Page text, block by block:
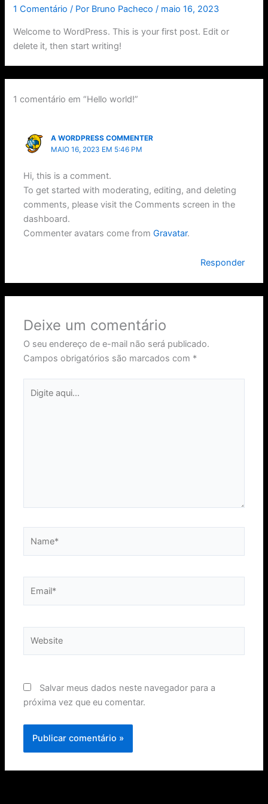
1 Comentário / Por Bruno Pacheco/ maio 16, 2023
Welcome to WordPress. This is your first post. Edit or
delete it, then start writing!
1 comentário em “Hello world!”
A WORDPRESS COMMENTER
MAIO 16, 2023 EM 5:46 PM
Hi, this is a comment.
To get started with moderating, editing, and deleting
comments, please visit the Comments screen in the
dashboard.
Commenter avatars come fromGravatar.
Responder
Deixe um comentário
O seu endereço de e-mail não será publicado.
Campos obrigatórios são marcados com *
aqui...
Salvar meus dados neste navegador para a
próxima vez que eu comentar.